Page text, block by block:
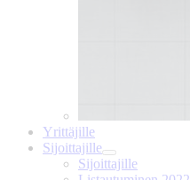
Yrittäjille
Sijoittajille
Sijoittajille